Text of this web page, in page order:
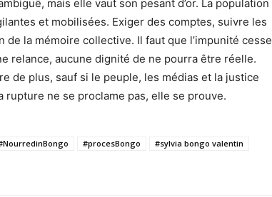
mais elle vaut son pesant d’or. La population
et mobilisées. Exiger des comptes, suivre les
la mémoire collective. Il faut que l’impunité cesse
relance, aucune dignité de ne pourra être réelle.
de plus, sauf si le peuple, les médias et la justice
ne se proclame pas, elle se prouve.
#procesBongo
#sylvia bongo valentin